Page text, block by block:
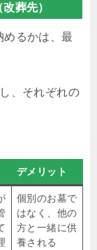
葬先）
めるかは、最
、それぞれの
デメリット
個別のお墓で
はなく、他の
方と一緒に供
養される